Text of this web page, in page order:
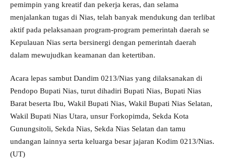
pemimpin yang kreatif dan pekerja keras, dan selama
menjalankan tugas di Nias, telah banyak mendukung dan terlibat
aktif pada pelaksanaan program-program pemerintah daerah se
Kepulauan Nias serta bersinergi dengan pemerintah daerah
dalam mewujudkan keamanan dan ketertiban.
Acara lepas sambut Dandim 0213/Nias yang dilaksanakan di
Pendopo Bupati Nias, turut dihadiri Bupati Nias, Bupati Nias
Barat beserta Ibu, Wakil Bupati Nias, Wakil Bupati Nias Selatan,
Wakil Bupati Nias Utara, unsur Forkopimda, Sekda Kota
Gunungsitoli, Sekda Nias, Sekda Nias Selatan dan tamu
undangan lainnya serta keluarga besar jajaran Kodim 0213/Nias.
(UT)